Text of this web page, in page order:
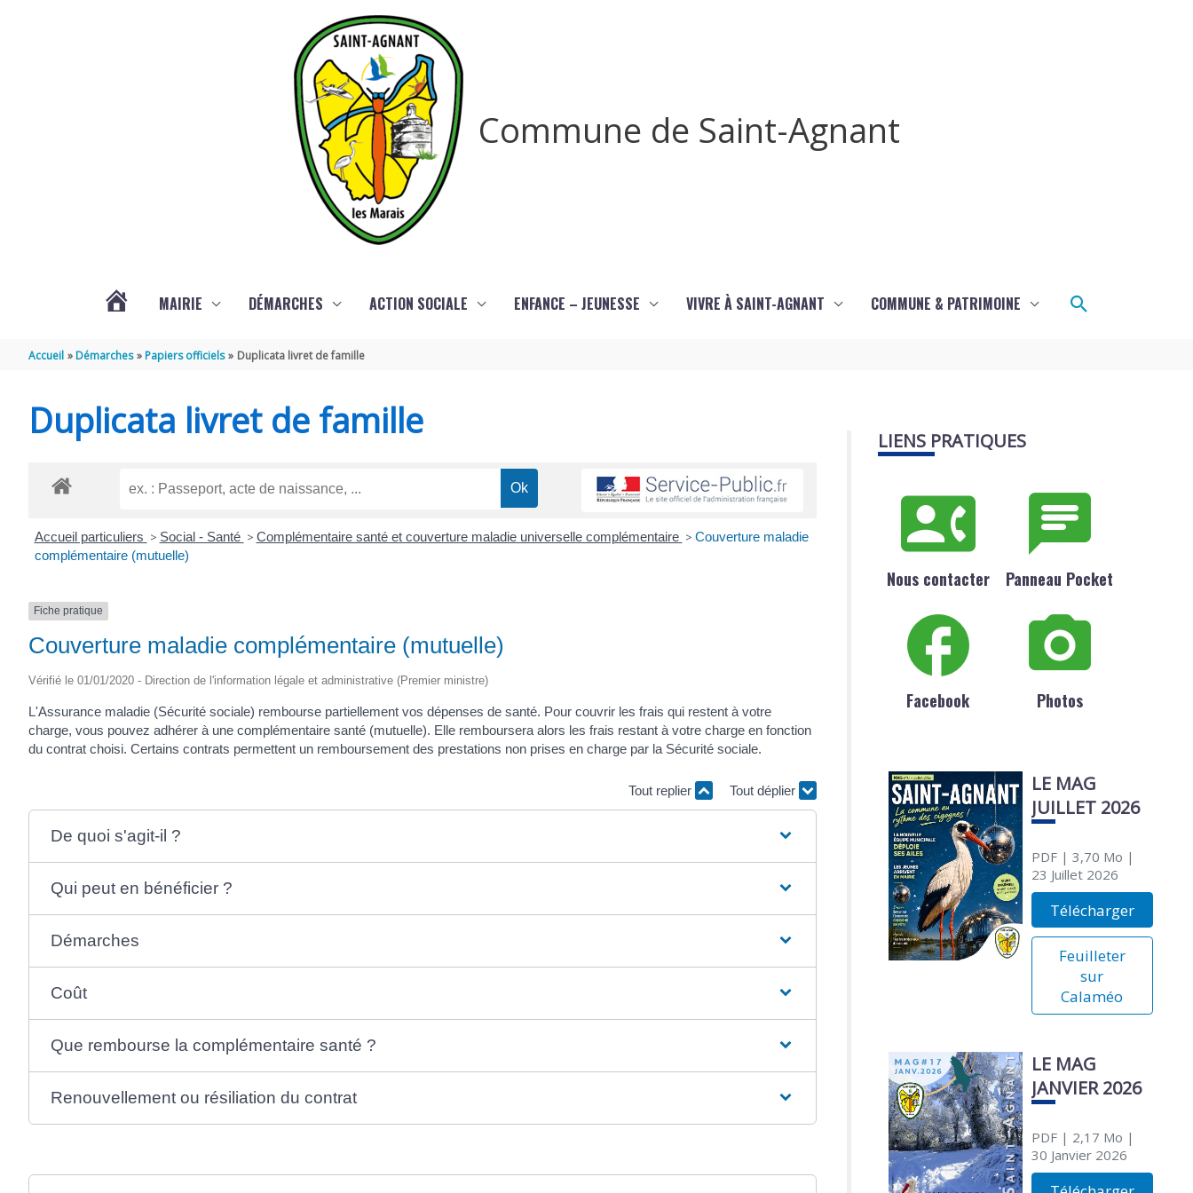
Commune de Saint-Agnant
MAIRIE DÉMARCHES ACTION SOCIALE ENFANCE – JEUNESSE VIVRE À SAINT-AGNANT COMMUNE & PATRIMOINE Rechercher
Accueil Démarches Papiers officiels Duplicata livret de famille
Duplicata livret de famille
Accueil particuliers > Social - Santé > Complémentaire santé et couverture maladie universelle complémentaire > Couverture maladie
complémentaire (mutuelle)
Fiche pratique
Couverture maladie complémentaire (mutuelle)
Vérifié le 01/01/2020 - Direction de l'information légale et administrative (Premier ministre)
L'Assurance maladie (Sécurité sociale) rembourse partiellement vos dépenses de santé. Pour couvrir les frais qui restent à votre
charge, vous pouvez adhérer à une complémentaire santé (mutuelle). Elle remboursera alors les frais restant à votre charge en fonction
du contrat choisi. Certains contrats permettent un remboursement des prestations non prises en charge par la Sécurité sociale.
Tout replier Tout déplier
De quoi s'agit-il ?
Qui peut en bénéficier ?
Démarches
Coût
Que rembourse la complémentaire santé ?
Renouvellement ou résiliation du contrat
LIENS PRATIQUES
Nous contacter Panneau Pocket
Facebook Photos
LE MAG
JUILLET 2026
PDF| 3,70 Mo |
23 Juillet 2026
Télécharger
Feuilleter
sur
Calaméo
LE MAG
JANVIER 2026
PDF| 2,17 Mo |
30 Janvier 2026